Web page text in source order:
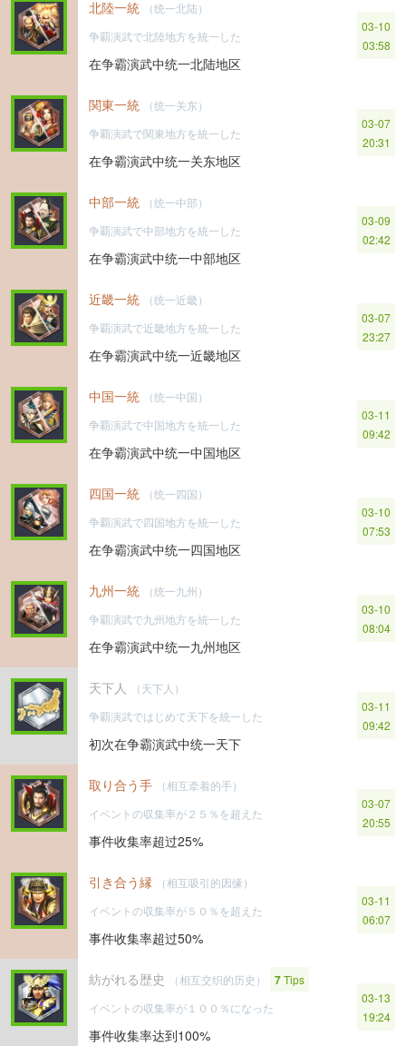
北陸一統
（统一北陆）
争覇演武で北陸地方を統一した
在争霸演武中统一北陆地区
03-10
03:58
関東一統
（统一关东）
争覇演武で関東地方を統一した
在争霸演武中统一关东地区
03-07
20:31
中部一統
（统一中部）
争覇演武で中部地方を統一した
在争霸演武中统一中部地区
03-09
02:42
近畿一統
（统一近畿）
争覇演武で近畿地方を統一した
在争霸演武中统一近畿地区
03-07
23:27
中国一統
（统一中国）
争覇演武で中国地方を統一した
在争霸演武中统一中国地区
03-11
09:42
四国一統
（统一四国）
争覇演武で四国地方を統一した
在争霸演武中统一四国地区
03-10
07:53
九州一統
（统一九州）
争覇演武で九州地方を統一した
在争霸演武中统一九州地区
03-10
08:04
天下人
（天下人）
争覇演武ではじめて天下を統一した
初次在争霸演武中统一天下
03-11
09:42
取り合う手
（相互牵着的手）
イベントの収集率が２５％を超えた
事件收集率超过25%
03-07
20:55
引き合う縁
（相互吸引的因缘）
イベントの収集率が５０％を超えた
事件收集率超过50%
03-11
06:07
紡がれる歴史 （相互交织的历史） 7Tips
イベントの収集率が１００％になった
事件收集率达到100%
03-13
19:24